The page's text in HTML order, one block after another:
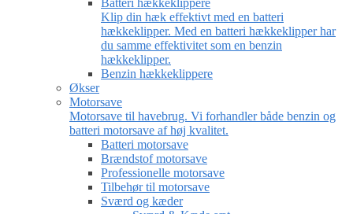
Batteri hækkeklippere
Klip din hæk effektivt med en batteri
hækkeklipper. Med en batteri hækkeklipper har
du samme effektivitet som en benzin
hækkeklipper.
Benzin hækkeklippere
Økser
Motorsave
Motorsave til havebrug. Vi forhandler både benzin og
batteri motorsave af høj kvalitet.
Batteri motorsave
Brændstof motorsave
Professionelle motorsave
Tilbehør til motorsave
Sværd og kæder